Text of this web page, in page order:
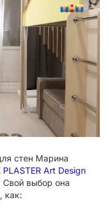
стен Марина
Art Design
Свой выбор она
как: